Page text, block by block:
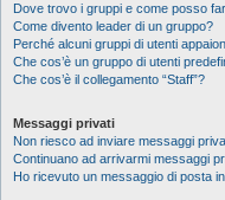
Dove trovo i gruppi e come posso
Come divento leader di un gruppo?
Perché alcuni gruppi di utenti
Che cos’è un gruppo di utenti
Che cos’è il collegamento “Staff”?
Messaggi privati
Non riesco ad inviare messaggi
Continuano ad arrivarmi messaggi
Ho ricevuto un messaggio di posta